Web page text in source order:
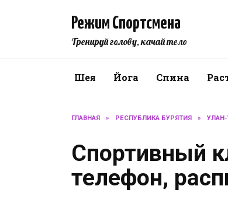
Режим Спортсмена
Тренируй голову, качай тело
Шея Йога Спина
ГЛАВНАЯ » РЕСПУБЛИКА БУРЯТИЯ »
Спортивный
телефон,